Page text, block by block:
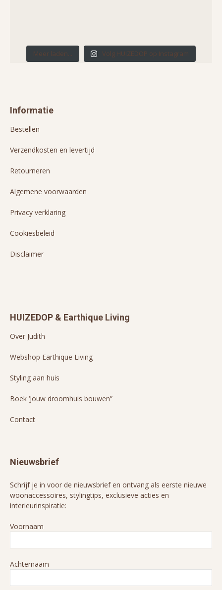
Meer laden... Volg HUIZEDOP op Instagram
Informatie
Bestellen
Verzendkosten en levertijd
Retourneren
Algemene voorwaarden
Privacy verklaring
Cookiesbeleid
Disclaimer
HUIZEDOP & Earthique Living
Over Judith
Webshop Earthique Living
Styling aan huis
Boek ‘Jouw droomhuis bouwen”
Contact
Nieuwsbrief
Schrijf je in voor de nieuwsbrief en ontvang als eerste nieuwe
woonaccessoires, stylingtips, exclusieve acties en
interieurinspiratie:
Voornaam
Achternaam